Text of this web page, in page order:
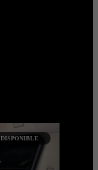
DISPONIBLE
NUEVA